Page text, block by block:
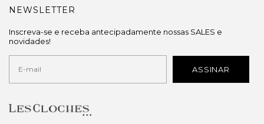
NEWSLETTER
Inscreva-se e receba antecipadamente nossas SALES e
novidades!